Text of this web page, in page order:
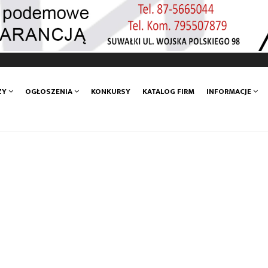
OGŁOSZENIA KONKURSY KATALOG FIRM INFORMACJE